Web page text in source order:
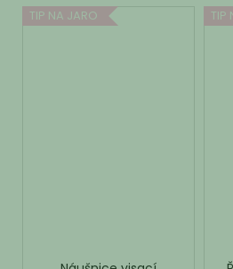
TIP NA JARO TIP